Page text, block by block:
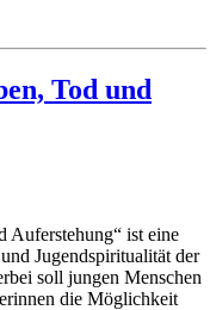
Tod und
Auferstehung“ ist eine
Jugendspiritualität der
soll jungen Menschen
die Möglichkeit